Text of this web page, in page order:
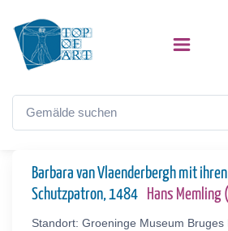
Barbara van Vlaenderbergh mit
Schutzpatron, 1484
Hans
Standort: Groeninge Museum Bruges